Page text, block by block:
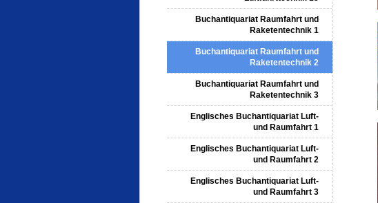
Buchantiquariat Raumfahrt und
Raketentechnik 1
Buchantiquariat Raumfahrt und
Raketentechnik 2
Buchantiquariat Raumfahrt und
Raketentechnik 3
Englisches Buchantiquariat Luft-
und Raumfahrt 1
Englisches Buchantiquariat Luft-
und Raumfahrt 2
Englisches Buchantiquariat Luft-
und Raumfahrt 3